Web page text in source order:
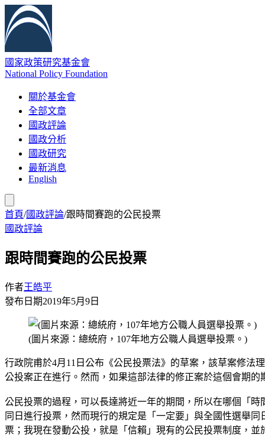
國家政策研究基金會
National Policy Foundation
關於基金會
全部文章
國政評論
國政分析
國政研究
最新消息
English
首頁/國政評論/跟時間賽跑的公民投票
國政評論
跟時間賽跑的公民投票
作者王皓平
發布日期2019年5月9日
(圖片來源：總統府，107年地方公職人員選舉投票。)
行政院甫於4月11日公布《公民投票法》的草案，該草案修法
公投案正在進行。然而，如果這部法律的修正案於這個會期
公民投票的過程，可以長達將近一年的期間，所以在哪個「
同日進行投票，然而現行的規定是「一定要」與全國性選舉
票；我現在發動公投，就是「信賴」現有的公民投票制度，